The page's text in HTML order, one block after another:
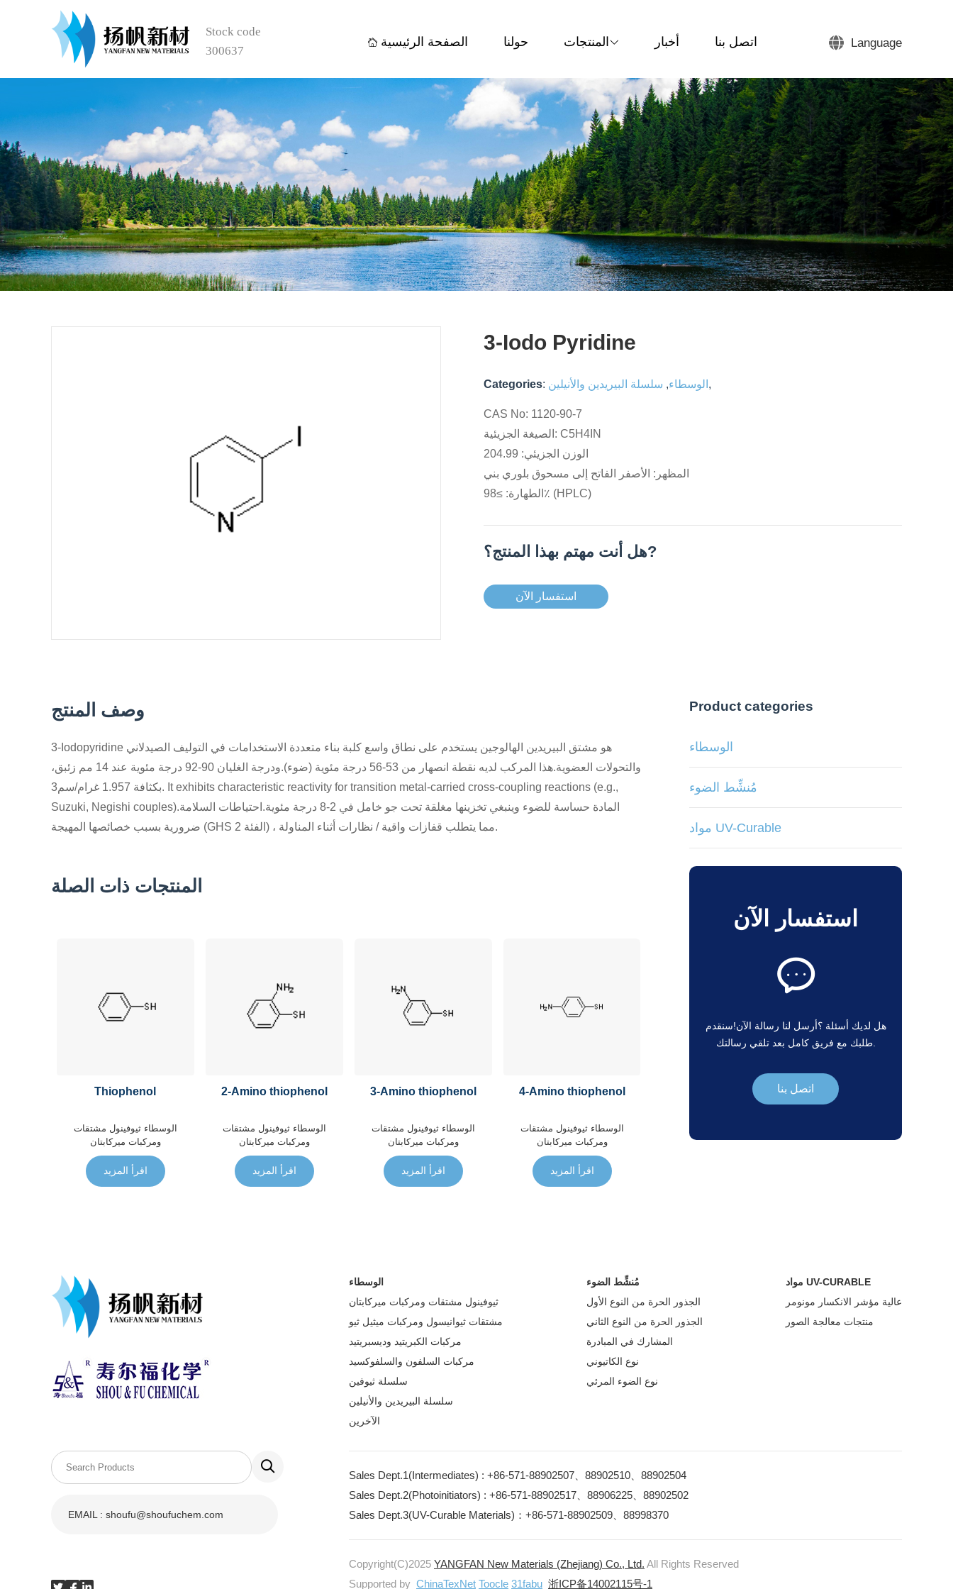
Stock code
300637
الصفحة الرئيسية حولنا المنتجات أخبار اتصل بنا Language
3-Iodo Pyridine
Categories: الوسطاء, سلسلة البيريدين والأنيلين ,
CAS No: 1120-90-7
الصيغة الجزيئية: C5H4IN
الوزن الجزيئي: 204.99
المظهر: الأصفر الفاتح إلى مسحوق بلوري بني
الطهارة: ≥98٪ (HPLC)
هل أنت مهتم بهذا المنتج؟?
استفسار الآن
وصف المنتج
3-Iodopyridine هو مشتق البيريدين الهالوجين يستخدم على نطاق واسع كلبة بناء متعددة الاستخدامات في التوليف الصيدلاني
والتحولات العضوية.هذا المركب لديه نقطة انصهار من 53-56 درجة مئوية (ضوء).ودرجة الغليان 90-92 درجة مئوية عند 14 مم زئبق،
بكثافة 1.957 غرام/سم3. It exhibits characteristic reactivity for transition metal-carried cross-coupling reactions (e.g.,
Suzuki, Negishi couples).المادة حساسة للضوء وينبغي تخزينها مغلقة تحت جو خامل في 2-8 درجة مئوية.احتياطات السلامة
ضرورية بسبب خصائصها المهيجة (GHS الفئة 2) ، مما يتطلب قفازات واقية / نظارات أثناء المناولة.
المنتجات ذات الصلة
Thiophenol
الوسطاء ثيوفينول مشتقات
ومركبات ميركابتان
اقرأ المزيد
2-Amino thiophenol
الوسطاء ثيوفينول مشتقات
ومركبات ميركابتان
اقرأ المزيد
3-Amino thiophenol
الوسطاء ثيوفينول مشتقات
ومركبات ميركابتان
اقرأ المزيد
4-Amino thiophenol
الوسطاء ثيوفينول مشتقات
ومركبات ميركابتان
اقرأ المزيد
Product categories
الوسطاء
مُنشِّط الضوء
مواد UV-Curable
استفسار الآن
هل لديك أسئلة ؟أرسل لنا رسالة الآن!سنقدم
طلبك مع فريق كامل بعد تلقي رسالتك.
اتصل بنا
الوسطاء
ثيوفينول مشتقات ومركبات ميركابتان
مشتقات ثيوانيسول ومركبات ميثيل ثيو
مركبات الكبريتيد وديسبريتيد
مركبات السلفون والسلفوكسيد
سلسلة ثيوفين
سلسلة البيريدين والأنيلين
الآخرين
مُنشِّط الضوء
الجذور الحرة من النوع الأول
الجذور الحرة من النوع الثاني
المشارك في المبادرة
نوع الكاتيوني
نوع الضوء المرئي
مواد UV-CURABLE
عالية مؤشر الانكسار مونومر
منتجات معالجة الصور
EMAIL : shoufu@shoufuchem.com
Sales Dept.1(Intermediates) : +86-571-88902507、88902510、88902504
Sales Dept.2(Photoinitiators) : +86-571-88902517、88906225、88902502
Sales Dept.3(UV-Curable Materials)：+86-571-88902509、88998370
Copyright(C)2025 YANGFAN New Materials (Zhejiang) Co., Ltd. All Rights Reserved
Supported by ChinaTexNet Toocle 31fabu 浙ICP备14002115号-1